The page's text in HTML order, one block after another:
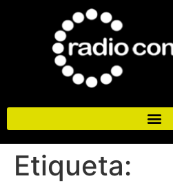
Etiqueta: